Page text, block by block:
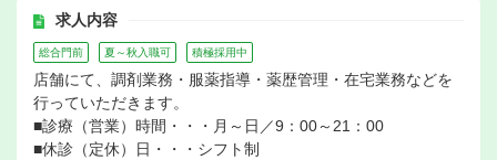
求人内容
総合門前 夏～秋入職可 積極採用中
店舗にて、調剤業務・服薬指導・薬歴管理・在宅業務などを
行っていただきます。
■診療（営業）時間・・・月～日／9：00～21：00
■休診（定休）日・・・シフト制